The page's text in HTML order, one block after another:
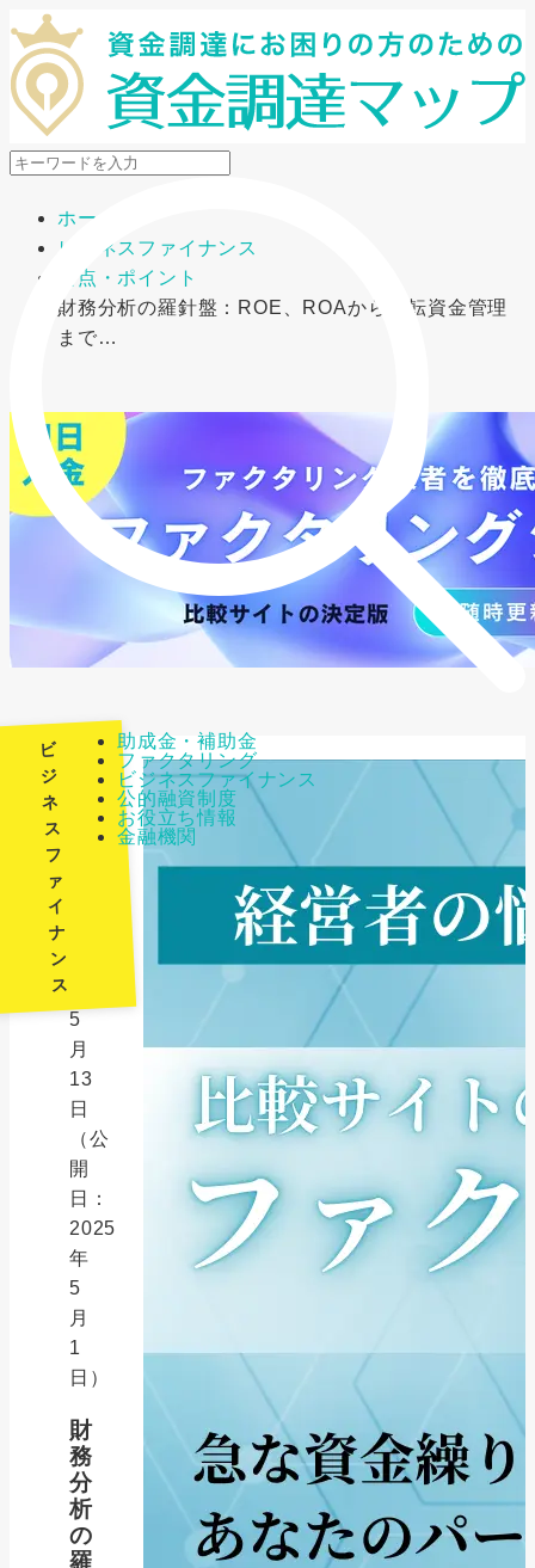
メニューを開閉
助成金・補助金
ファクタリング
ビジネスファイナンス
公的融資制度
お役立ち情報
金融機関
ホーム
ビジネスファイナンス
要点・ポイント
財務分析の羅針盤：ROE、ROAから運転資金管理
まで…
ビ
ジ
ネ
ス
フ
ァ
イ
ナ
ン
ス
5
月
13
日
（公
開
日：
2025
年
5
月
1
日）
財
務
分
析
の
羅